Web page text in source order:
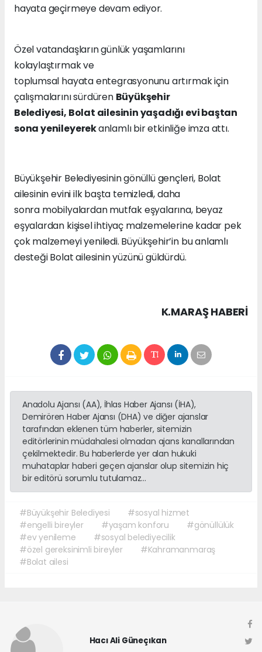
hayata geçirmeye devam ediyor.
Özel vatandaşların günlük yaşamlarını
kolaylaştırmak ve
toplumsal hayata entegrasyonunu artırmak için
çalışmalarını sürdüren Büyükşehir
Belediyesi, Bolat ailesinin yaşadığı evi baştan
sona yenileyerekanlamlı bir etkinliğe imza attı.
Büyükşehir Belediyesinin gönüllü gençleri, Bolat
ailesinin evini ilk başta temizledi, daha
sonra mobilyalardan mutfak eşyalarına, beyaz
eşyalardan kişisel ihtiyaç malzemelerine kadar pek
çok malzemeyi yeniledi. Büyükşehir’in bu anlamlı
desteği Bolat ailesinin yüzünü güldürdü.
K.MARAŞ HABERİ
Anadolu Ajansı (AA), İhlas Haber Ajansı (İHA),
Demirören Haber Ajansı (DHA) ve diğer ajanslar
tarafından eklenen tüm haberler, sitemizin
editörlerinin müdahalesi olmadan ajans kanallarından
çekilmektedir. Bu haberlerde yer alan hukuki
muhataplar haberi geçen ajanslar olup sitemizin hiç
bir editörü sorumlu tutulamaz...
#Büyükşehir Belediyesi
#sosyal hizmet
#engelli bireyler
#yaşam konforu
#gönüllülük
#ev yenileme
#sosyal belediyecilik
#özel gereksinimli bireyler
#Kahramanmaraş
#Bolat ailesi
Hacı Ali Güneçıkan